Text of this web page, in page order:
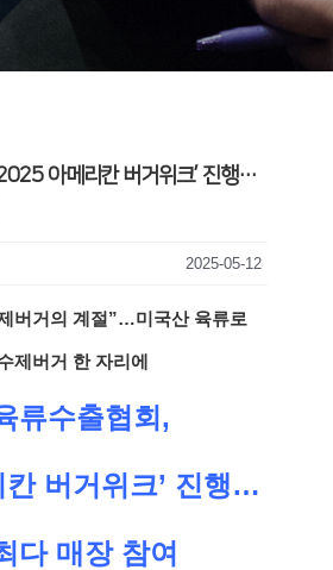
아메리칸 버거위크’ 진행…
2025-05-12
버거의 계절”…미국산 육류로
제버거 한 자리에
류수출협회,
칸 버거위크’ 진행…
다 매장 참여